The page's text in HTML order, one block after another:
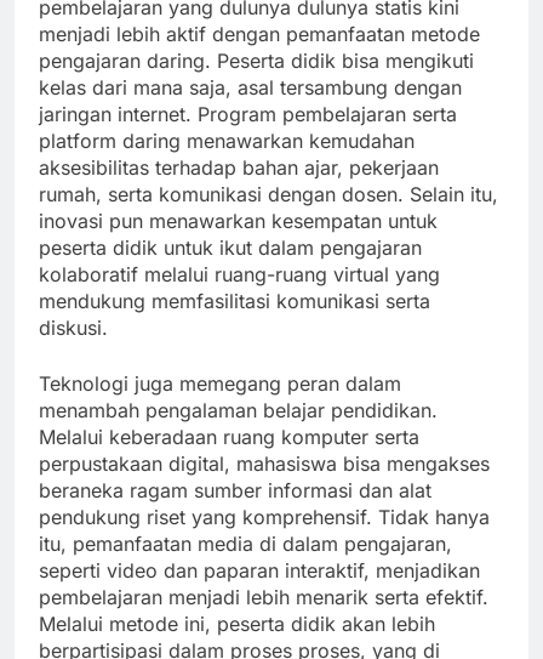
pembelajaran yang dulunya dulunya statis kini
menjadi lebih aktif dengan pemanfaatan metode
pengajaran daring. Peserta didik bisa mengikuti
kelas dari mana saja, asal tersambung dengan
jaringan internet. Program pembelajaran serta
platform daring menawarkan kemudahan
aksesibilitas terhadap bahan ajar, pekerjaan
rumah, serta komunikasi dengan dosen. Selain itu,
inovasi pun menawarkan kesempatan untuk
peserta didik untuk ikut dalam pengajaran
kolaboratif melalui ruang-ruang virtual yang
mendukung memfasilitasi komunikasi serta
diskusi.
Teknologi juga memegang peran dalam
menambah pengalaman belajar pendidikan.
Melalui keberadaan ruang komputer serta
perpustakaan digital, mahasiswa bisa mengakses
beraneka ragam sumber informasi dan alat
pendukung riset yang komprehensif. Tidak hanya
itu, pemanfaatan media di dalam pengajaran,
seperti video dan paparan interaktif, menjadikan
pembelajaran menjadi lebih menarik serta efektif.
Melalui metode ini, peserta didik akan lebih
berpartisipasi dalam proses proses, yang di